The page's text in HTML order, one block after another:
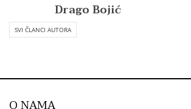
Drago Bojić
SVI ČLANCI AUTORA